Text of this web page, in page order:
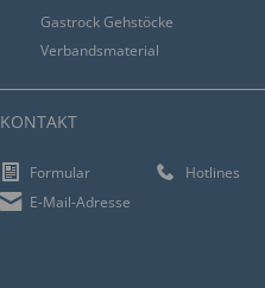
Gastrock Gehstöcke
Verbandsmaterial
KONTAKT
Formular
Hotlines
E-Mail-Adresse